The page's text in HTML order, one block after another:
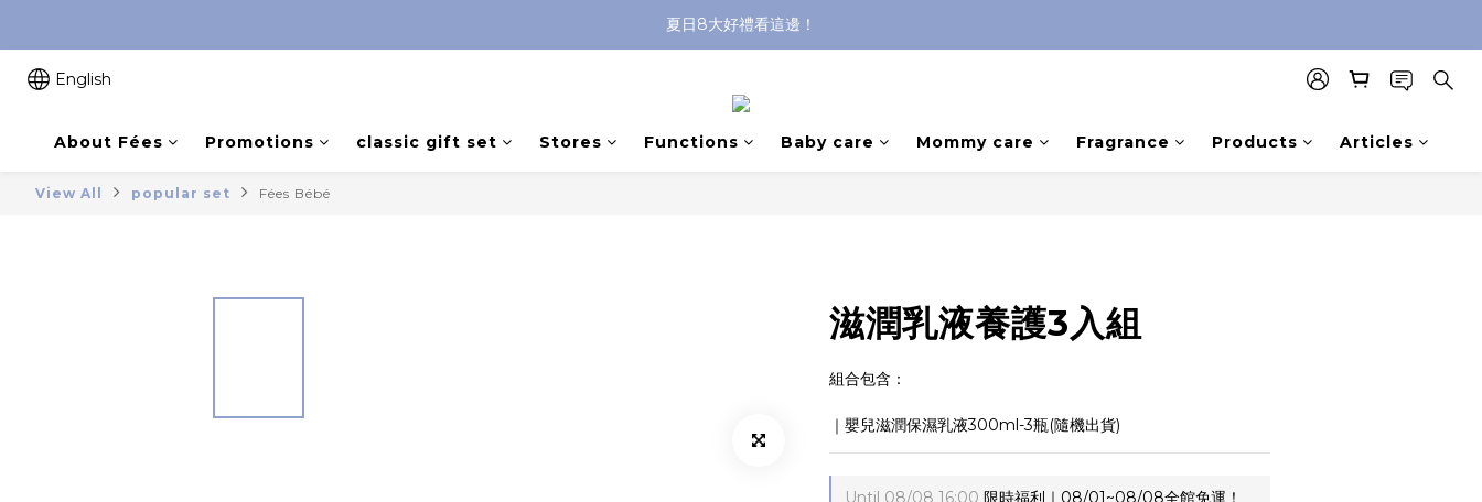
沐浴油單品限時9折！
8/8前 寶貝指定單品限時9折！
English
About Fées Promotions classic gift set Stores Functions Baby care Mommy care Fragrance Products Articles
View All popular set Fées Bébé
滋潤乳液養護3入組
組合包含：
｜嬰兒滋潤保濕乳液300ml-3瓶(隨機出貨)
Until 08/08 16:00 限時福利｜08/01~08/08全館免運！